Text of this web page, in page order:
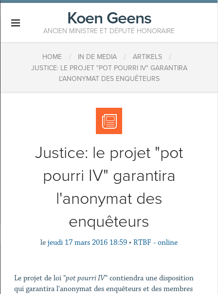
Koen Geens
ANCIEN MINISTRE ET DÉPUTÉ HONORAIRE
HOME / IN DE MEDIA / ARTIKELS /
JUSTICE: LE PROJET "POT POURRI IV" GARANTIRA
L'ANONYMAT DES ENQUÊTEURS
Justice: le projet "pot
pourri IV" garantira
l'anonymat des
enquêteurs
le jeudi 17 mars 2016 18:59 • RTBF - online
Le projet de loi "pot pourri IV" contiendra une disposition
qui garantira l'anonymat des enquêteurs et des membres